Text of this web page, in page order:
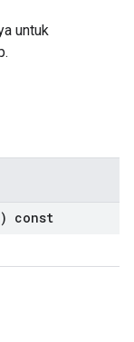
untuk
const